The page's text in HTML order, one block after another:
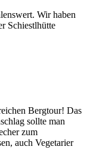
Wir haben
Schiestlhütte
Bergtour! Das
sollte man
zum
auch Vegetarier